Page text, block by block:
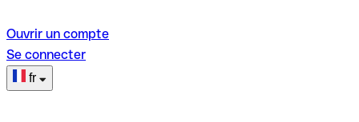
Ouvrir un compte
Se connecter
fr